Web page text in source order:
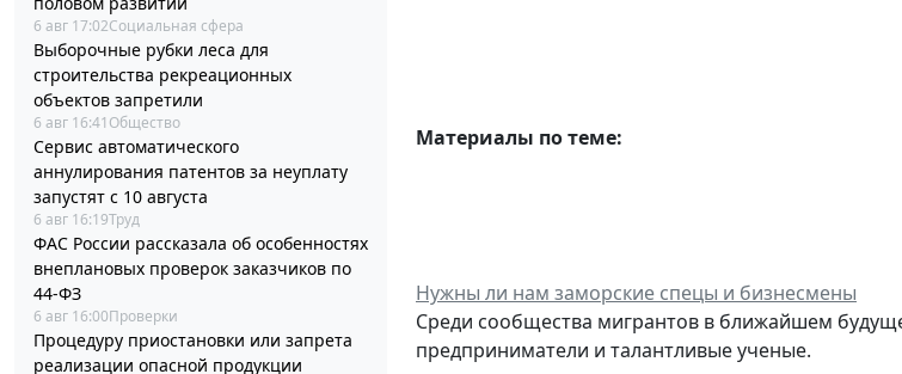
6 авг 17:02Социальная сфера
Выборочные рубки леса для
строительства рекреационных
объектов запретили
6 авг 16:41 Общество
Сервис автоматического
аннулирования патентов за неуплату
запустят с 10 августа
6 авг 16:19Труд
ФАС России рассказала об особенностях
внеплановых проверок заказчиков по
44-ФЗ
6 авг 16:00Проверки
Процедуру приостановки или запрета
реализации опасной продукции
Материалы по теме:
Нужны ли нам заморские спецы и бизнесмены
Среди сообщества мигрантов в ближайшем
предприниматели и талантливые ученые.